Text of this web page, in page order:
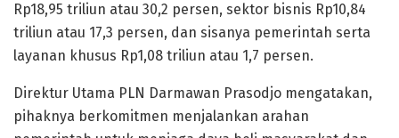
Rp18,95 triliun atau 30,2 persen, sektor bisnis Rp10,84
triliun atau 17,3 persen, dan sisanya pemerintah serta
layanan khusus Rp1,08 triliun atau 1,7 persen.
Direktur Utama PLN Darmawan Prasodjo mengatakan,
pihaknya berkomitmen menjalankan arahan